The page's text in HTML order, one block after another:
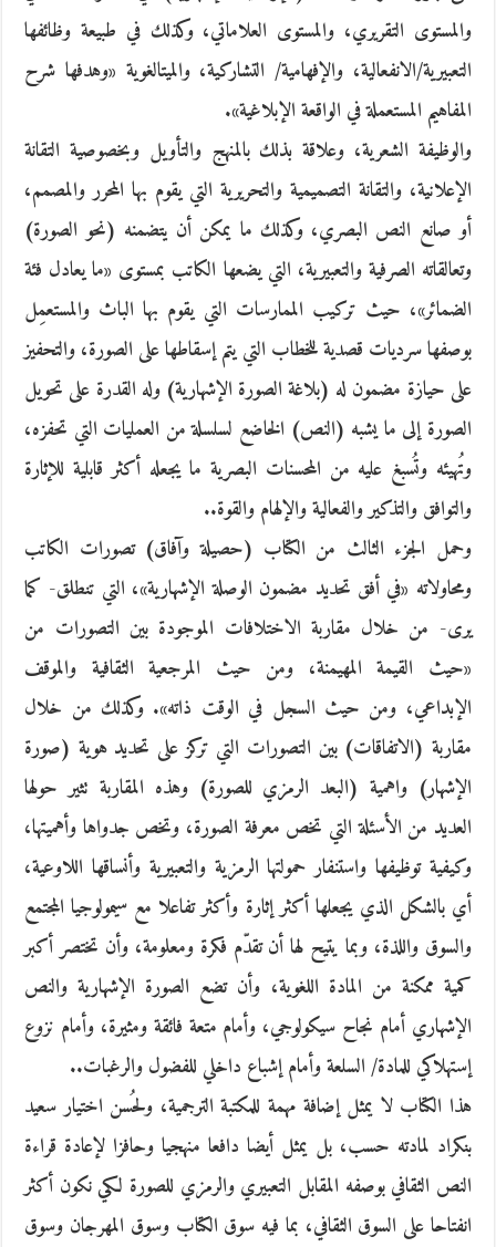
والمستوى التقريري، والمستوى العلاماتي، وكذلك في طبيعة وظائفها
التعبيرية/الانفعالية، والإفهامية/ التشاركية، والميتالغوية «وهدفها شرح
المفاهيم المستعملة في الواقعة الإبلاغية».
والوظيفة الشعرية، وعلاقة بذلك بالمنهج والتأويل وبخصوصية التقانة
الإعلانية، والتقانة التصميمية والتحريرية التي يقوم بها المحرر والمصمم،
أو صانع النص البصري، وكذلك ما يمكن أن يتضمنه (نحو الصورة)
وتعالقاته الصرفية والتعبيرية، التي يضعها الكاتب بمستوى «ما يعادل فئة
الضمائر»، حيث تركيب الممارسات التي يقوم بها الباث والمستعمِل
بوصفها سرديات قصدية للخطاب التي يتم إسقاطها على الصورة، والتحفيز
على حيازة مضمون له (بلاغة الصورة الإشهارية) وله القدرة على تحويل
الصورة إلى ما يشبه (النص) الخاضع لسلسلة من العمليات التي تحفزه،
وتُهيئه وتُسبغ عليه من المحسنات البصرية ما يجعله أكثر قابلية للإثارة
والتوافق والتذكير والفعالية والإلهام والقوة..
وحمل الجزء الثالث من الكتاب (حصيلة وآفاق) تصورات الكاتب
ومحاولاته «في أفق تحديد مضمون الوصلة الإشهارية»، التي تنطلق- كما
يرى- من خلال مقاربة الاختلافات الموجودة بين التصورات من
«حيث القيمة المهيمنة، ومن حيث المرجعية الثقافية والموقف
الإبداعي، ومن حيث السجل في الوقت ذاته». وكذلك من خلال
مقاربة (الاتفاقات) بين التصورات التي تركز على تحديد هوية (صورة
الإشهار) واهمية (البعد الرمزي للصورة) وهذه المقاربة تثير حولها
العديد من الأسئلة التي تخص معرفة الصورة، وتخص جدواها وأهميتها،
وكيفية توظيفها واستنفار حمولتها الرمزية والتعبيرية وأنساقها اللاوعية،
أي بالشكل الذي يجعلها أكثر إثارة وأكثر تفاعلا مع سيمولوجيا المجتمع
والسوق واللذة، وبما يتيح لها أن تقدّم فكرة ومعلومة، وأن تختصر أكبر
كمية ممكنة من المادة اللغوية، وأن تضع الصورة الإشهارية والنص
الإشهاري أمام نجاح سيكولوجي، وأمام متعة فائقة ومثيرة، وأمام نزوع
إستهلاكي للمادة/ السلعة وأمام إشباع داخلي للفضول والرغبات..
هذا الكتاب لا يمثل إضافة مهمة للمكتبة الترجمية، ولحُسن اختيار سعيد
بنكراد لمادته حسب، بل يمثل أيضا دافعا منهجيا وحافزا لإعادة قراءة
النص الثقافي بوصفه المقابل التعبيري والرمزي للصورة لكي نكون أكثر
انفتاحا على السوق الثقافي، بما فيه سوق الكتاب وسوق المهرجان وسوق